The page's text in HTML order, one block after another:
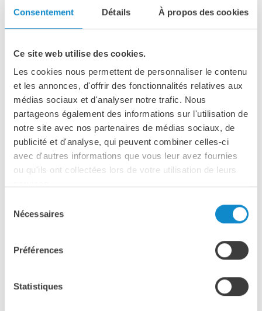
Consentement Détails À propos des cookies
Ce site web utilise des cookies.
Les cookies nous permettent de personnaliser le contenu
et les annonces, d'offrir des fonctionnalités relatives aux
médias sociaux et d'analyser notre trafic. Nous
partageons également des informations sur l'utilisation de
notre site avec nos partenaires de médias sociaux, de
publicité et d'analyse, qui peuvent combiner celles-ci
avec d'autres informations que vous leur avez fournies
ou qu'ils ont collectées lors de votre utilisation de leurs
Nécessaires
Préférences
Statistiques
Cribles multi-pente SN